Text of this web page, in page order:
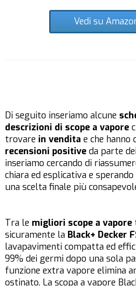
Vedi su
Di seguito inseriamo alcune
descrizioni di scope a vapore
trovare in vendita e che
recensioni positive da parte
inseriamo cercando di
chiara ed esplicativa e
una scelta finale più
Tra le migliori scope a vapore
sicuramente la Black+ Decker
lavapavimenti compatta ed
99% dei germi dopo una sola
funzione extra vapore elimina
ostinato. La scopa a vapore